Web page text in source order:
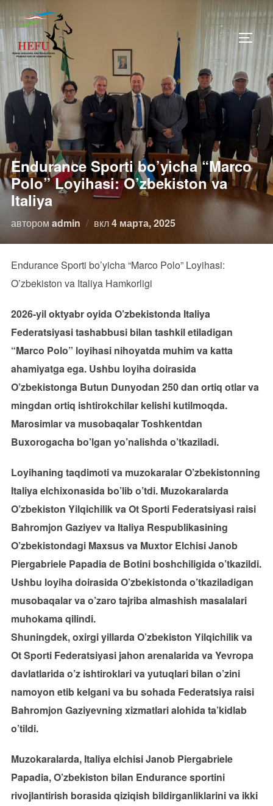
Перейти
к
содержимому
Endurance Sporti bo’yicha “Marco
Polo” Loyihasi: O’zbekiston va
Italiya
автором admin вклОпубликовано
4 марта, 2025
Endurance Sporti bo’yicha “Marco Polo” Loyihasi:
O’zbekiston va Italiya Hamkorligi
2026-yil oktyabr oyida O’zbekistonda Italiya
Federatsiyasi tashabbusi bilan tashkil etiladigan
“Marco Polo” loyihasi nihoyatda muhim va katta
ahamiyatga ega. Ushbu loyiha doirasida
O’zbekistonga Butun Dunyodan 250 dan ortiq otlar va
mingdan ortiq ishtirokchilar kelishi kutilmoqda.
Marosimlar va musobaqalar Toshkentdan
Buxorogacha bo’lgan yo’nalishda o’tkaziladi.
Loyihaning taqdimoti va muzokaralar O’zbekistonning
Italiya elchixonasida bo’lib o’tdi. Muzokaralarda
O’zbekiston Yilqichilik va Ot Sporti Federatsiyasi raisi
Bahromjon Gaziyev va Italiya Respublikasining
O’zbekistondagi Maxsus va Muxtor Elchisi Janob
Piergabriele Papadia de Botini boshchiligida o’tkazildi.
Ushbu loyiha doirasida O’zbekistonda o’tkaziladigan
musobaqalar va o’zaro tajriba almashish masalalari
muhokama qilindi.
Shuningdek, oxirgi yillarda O’zbekiston Yilqichilik va
Ot Sporti Federatsiyasi jahon arenalarida va Yevropa
davlatlarida o’z ishtiroklari va yutuqlari bilan o’zini
namoyon etib kelgani va bu sohada Federatsiya raisi
Bahromjon Gaziyevning xizmatlari alohida ta’kidlab
o’tildi.
Muzokaralarda, Italiya elchisi Janob Piergabriele
Papadia, O’zbekiston bilan Endurance sportini
rivojlantirish borasida qiziqish bildirganliklarini va ikki